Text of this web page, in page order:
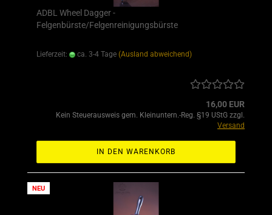
ADBL Wheel Dagger -
Felgenbürste/Felgenreinigungsbürste
Lieferzeit: ca. 3-4 Tage (Ausland abweichend)
16,00 EUR
Kein Steuerausweis gem. Kleinuntern.-Reg. §19 UStG zzgl.
Versand
IN DEN WARENKORB
NEU